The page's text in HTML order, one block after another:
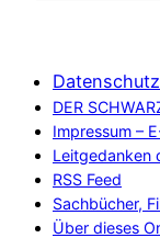
DER
Impressum –
Leitgedanken
RSS Feed
Sachbücher,
Über dieses